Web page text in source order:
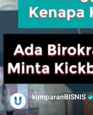
kumparanBISNIS
13 Mei 2026